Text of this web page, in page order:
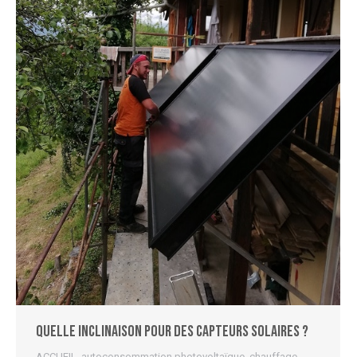
Quelle inclinaison pour des capteurs solaires ?